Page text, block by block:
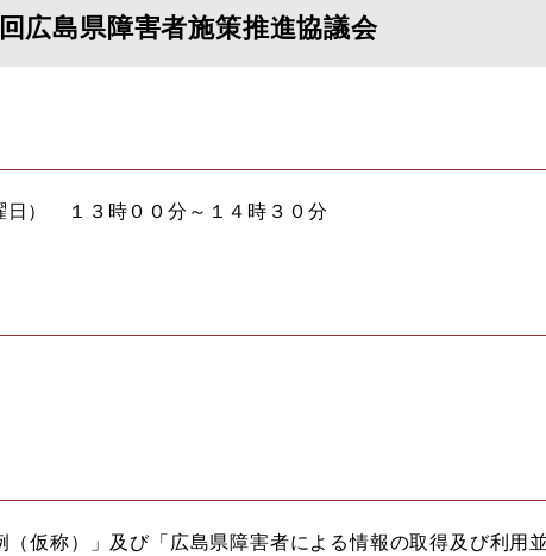
広島県障害者施策推進協議会
日） １３時００分～１４時３０分
仮称）」及び「広島県障害者による情報の取得及び利用